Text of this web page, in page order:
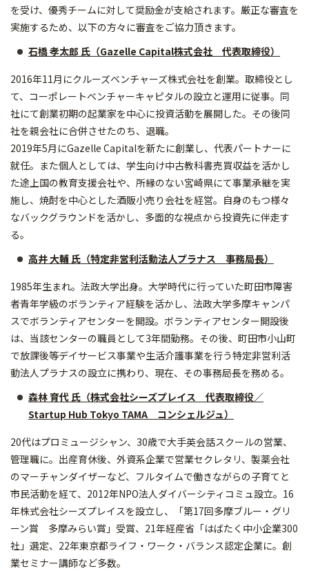
を受け、優秀チームに対して奨励金が支給されます。厳正な審査を
実施するため、以下の方々に審査をご協力頂きます。
石橋 孝太郎 氏（Gazelle Capital株式会社 代表取締役）
2016年11月にクルーズベンチャーズ株式会社を創業。取締役とし
て、コーポレートベンチャーキャピタルの設立と運用に従事。同
社にて創業初期の起業家を中心に投資活動を展開した。その後同
社を親会社に合併させたのち、退職。
2019年5月にGazelle Capitalを新たに創業し、代表パートナーに
就任。また個人としては、学生向け中古教科書売買収益を活かし
た途上国の教育支援会社や、所縁のない宮崎県にて事業承継を実
施し、焼酎を中心とした酒販小売り会社を経営。自身のもつ様々
なバックグラウンドを活かし、多面的な視点から投資先に伴走す
る。
高井 大輔 氏（特定非営利活動法人プラナス 事務局長）
1985年生まれ。法政大学出身。大学時代に行っていた町田市障害
者青年学級のボランティア経験を活かし、法政大学多摩キャンパ
スでボランティアセンターを開設。ボランティアセンター開設後
は、当該センターの職員として3年間勤務。その後、町田市小山町
で放課後等デイサービス事業や生活介護事業を行う特定非営利活
動法人プラナスの設立に携わり、現在、その事務局長を務める。
森林 育代 氏（株式会社シーズプレイス 代表取締役／
Startup Hub Tokyo TAMA コンシェルジュ）
20代はプロミュージシャン、30歳で大手英会話スクールの営業、
管理職に。出産育休後、外資系企業で営業セクレタリ、製薬会社
のマーチャンダイザーなど、フルタイムで働きながらの子育てと
市民活動を経て、2012年NPO法人ダイバーシティコミュ設立。16
年株式会社シーズプレイスを設立し、「第17回多摩ブルー・グリ
ーン賞 多摩みらい賞」受賞、21年経産省「はばたく中小企業300
社」選定、22年東京都ライフ・ワーク・バランス認定企業に。創
業セミナー講師など多数。